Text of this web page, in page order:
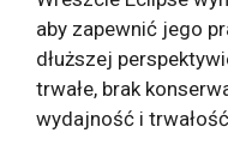
aby zapewnić jego
dłuższej
trwałe, brak
wydajność i